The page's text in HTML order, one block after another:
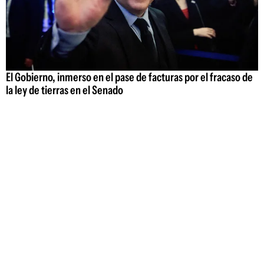
El Gobierno, inmerso en el pase de facturas por el fracaso de
la ley de tierras en el Senado